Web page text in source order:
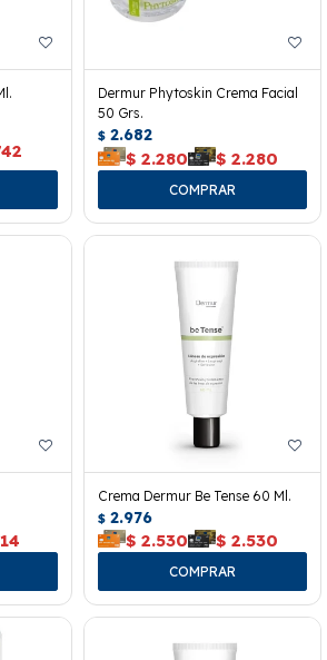
Dermur Phytoskin Crema Facial
50 Grs.
$ 2.682
$ 2.280 $ 2.280
Crema Dermur Be Tense 60 Ml.
$ 2.976
$ 2.530 $ 2.530